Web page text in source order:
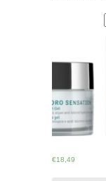
€18,49